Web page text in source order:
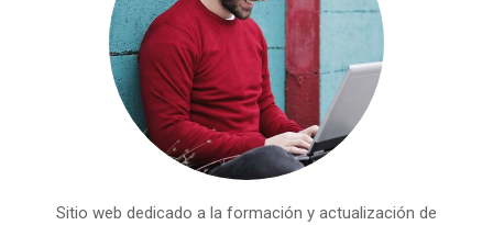
Sitio web dedicado a la formación y actualización de